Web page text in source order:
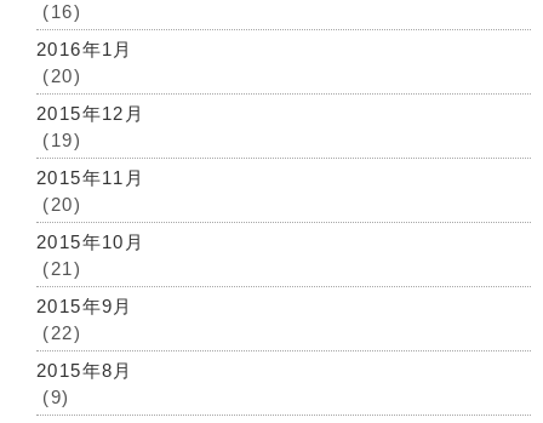
(16)
2016年1月
(20)
2015年12月
(19)
2015年11月
(20)
2015年10月
(21)
2015年9月
(22)
2015年8月
(9)